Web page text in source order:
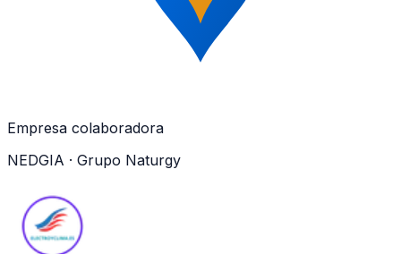
Empresa colaboradora
NEDGIA · Grupo Naturgy